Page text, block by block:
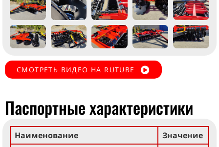
СМОТРЕТЬ ВИДЕО НА RUTUBE
Паспортные характеристики
Наименование
Значение